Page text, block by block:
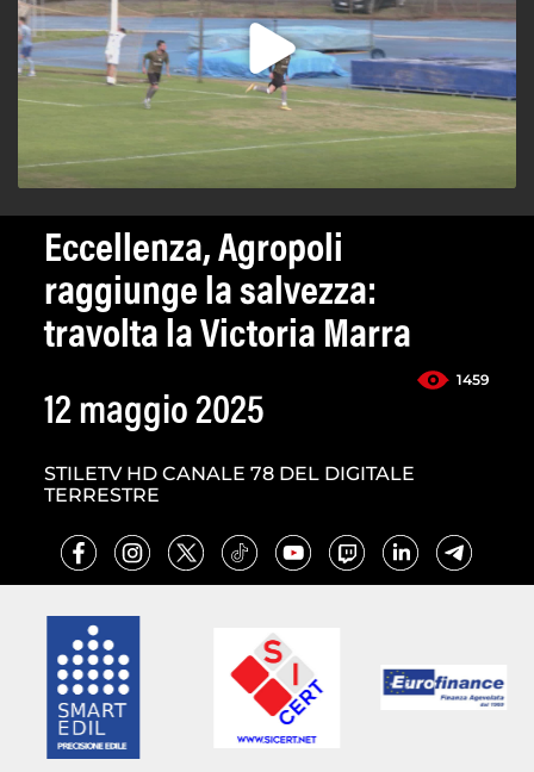
Eccellenza, Agropoli
raggiunge la salvezza:
travolta la Victoria Marra
1459
12 maggio 2025
STILETV HD CANALE 78 DEL DIGITALE
TERRESTRE